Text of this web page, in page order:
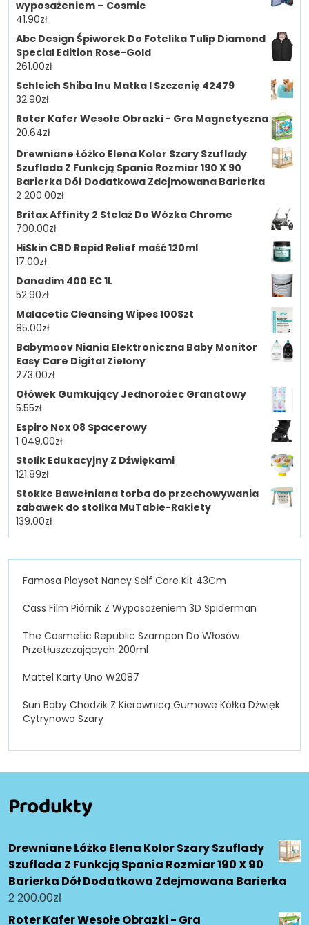
wyposażeniem – Cosmic
41.90zł
Abc Design Śpiworek Do Fotelika Tulip Diamond
Special Edition Rose-Gold
261.00zł
Schleich Shiba Inu Matka I Szczenię 42479
32.90zł
Roter Kafer Wesołe Obrazki - Gra Magnetyczna
20.64zł
Drewniane Łóżko Elena Kolor Szary Szuflady
Szuflada Z Funkcją Spania Rozmiar 190 X 90
Barierka Dół Dodatkowa Zdejmowana Barierka
2 200.00zł
Britax Affinity 2 Stelaż Do Wózka Chrome
700.00zł
HiSkin CBD Rapid Relief maść 120ml
17.00zł
Danadim 400 EC 1L
52.90zł
Malacetic Cleansing Wipes 100Szt
85.00zł
Babymoov Niania Elektroniczna Baby Monitor
Easy Care Digital Zielony
273.00zł
Ołówek Gumkujący Jednorożec Granatowy
5.55zł
Espiro Nox 08 Spacerowy
1 049.00zł
Stolik Edukacyjny Z Dźwiękami
121.89zł
Stokke Bawełniana torba do przechowywania
zabawek do stolika MuTable-Rakiety
139.00zł
Famosa Playset Nancy Self Care Kit 43Cm
Cass Film Piórnik Z Wyposażeniem 3D Spiderman
The Cosmetic Republic Szampon Do Włosów
Przetłuszczających 200ml
Mattel Karty Uno W2087
Sun Baby Chodzik Z Kierownicą Gumowe Kółka Dżwięk
Cytrynowo Szary
Produkty
Drewniane Łóżko Elena Kolor Szary Szuflady
Szuflada Z Funkcją Spania Rozmiar 190 X 90
Barierka Dół Dodatkowa Zdejmowana Barierka
2 200.00zł
Roter Kafer Wesołe Obrazki - Gra